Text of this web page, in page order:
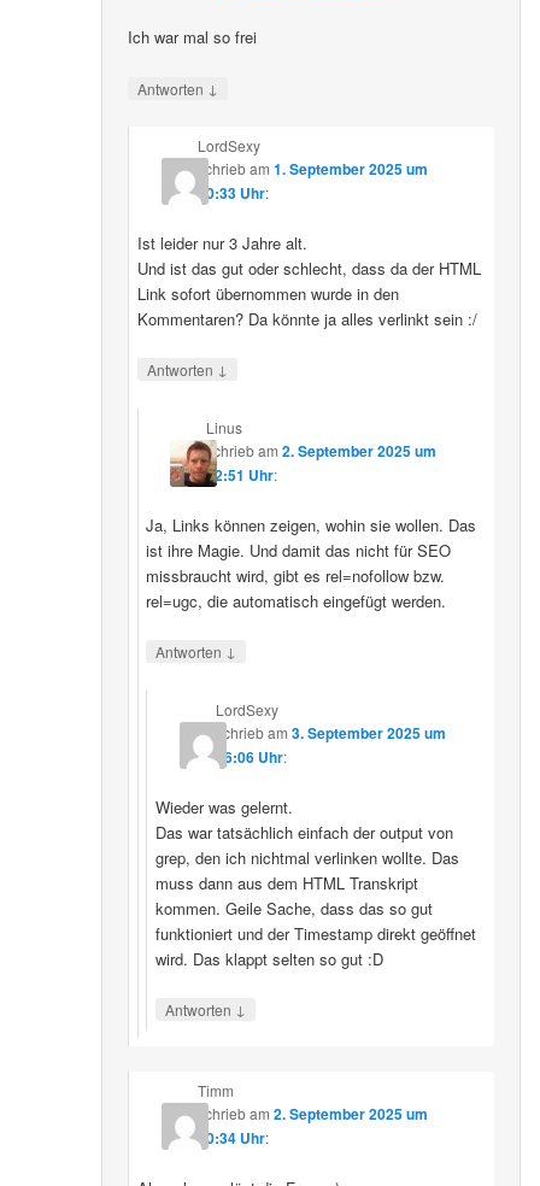
Ich war mal so frei
Antworten ↓
LordSexy
schriebam 1. September 2025 um
10:33 Uhr:
Ist leider nur 3 Jahre alt.
Und ist das gut oder schlecht, dass da der HTML
Link sofort übernommen wurde in den
Kommentaren? Da könnte ja alles verlinkt sein :/
Antworten ↓
Linus
schriebam2. September 2025 um
12:51 Uhr:
Ja, Links können zeigen, wohin sie wollen. Das
ist ihre Magie. Und damit das nicht für SEO
missbraucht wird, gibt es rel=nofollow bzw.
rel=ugc, die automatisch eingefügt werden.
Antworten ↓
LordSexy
schriebam 3. September 2025 um
16:06 Uhr:
Wieder was gelernt.
Das war tatsächlich einfach der output von
grep, den ich nichtmal verlinken wollte. Das
muss dann aus dem HTML Transkript
kommen. Geile Sache, dass das so gut
funktioniert und der Timestamp direkt geöffnet
wird. Das klappt selten so gut :D
Antworten ↓
Timm
schriebam 2. September 2025 um
10:34 Uhr: